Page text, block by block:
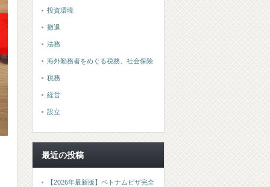
投資環境
撤退
法務
海外勤務者をめぐる税務、社会保険
税務
経営
設立
最近の投稿
【2026年最新版】ベトナムビザ完全